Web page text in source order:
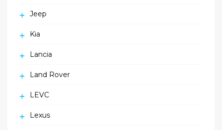
Jeep
Kia
Lancia
Land Rover
LEVC
Lexus